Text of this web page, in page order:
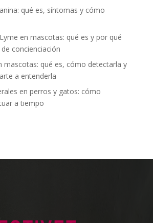
qué es, síntomas y cómo
en mascotas: qué es y por qué
concienciación
mascotas: qué es, cómo detectarla y
a entenderla
en perros y gatos: cómo
a tiempo